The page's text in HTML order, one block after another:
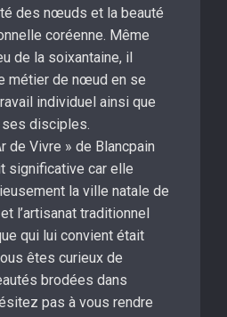
des nœuds et la beauté
coréenne. Même
de la soixantaine, il
métier de nœud en se
individuel ainsi que
disciples.
de Vivre » de Blancpain
significative car elle
la ville natale de
l’artisanat traditionnel
qui lui convient était
êtes curieux de
brodées dans
pas à vous rendre